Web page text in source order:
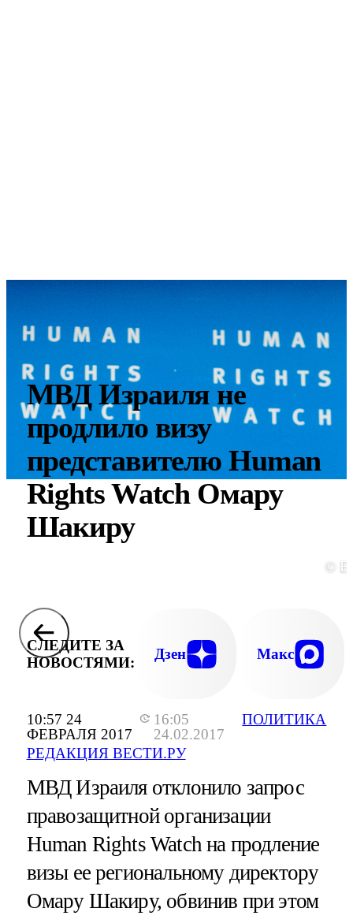
10:57 24
ФЕВРАЛЯ 2017
16:05
24.02.2017
РЕДАКЦИЯ ВЕСТИ.РУ
ПОЛИТИКА
МВД Израиля не
продлило визу
представителю Human
Rights Watch Омару
Шакиру
©
СЛЕДИТЕ ЗА
НОВОСТЯМИ:
Дзен Макс
МВД Израиля отклонило запрос
правозащитной организации
Human Rights Watch на продление
визы ее региональному директору
Омару Шакиру, обвинив при этом